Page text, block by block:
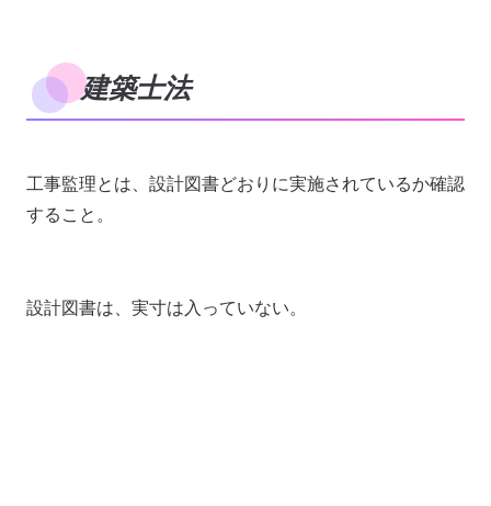
建築士法
工事監理とは、設計図書どおりに実施されているか確認
すること。
設計図書は、実寸は入っていない。